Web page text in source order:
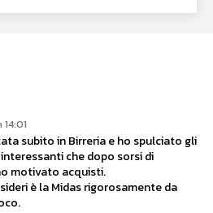
subito in Birreria e ho spulciato gli
che dopo sorsi di
motivato acquisti.
è la Midas rigorosamente da